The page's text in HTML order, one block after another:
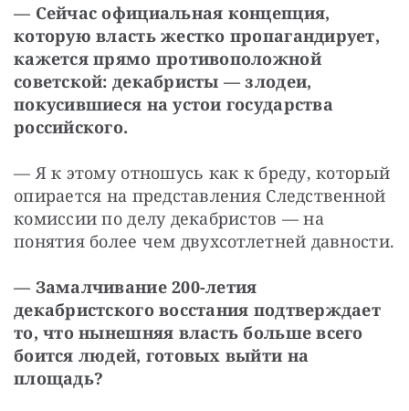
— Сейчас официальная концепция,
которую власть жестко пропагандирует,
кажется прямо противоположной
советской: декабристы — злодеи,
покусившиеся на устои государства
российского.
— Я к этому отношусь как к бреду, который
опирается на представления Следственной
комиссии по делу декабристов — на
понятия более чем двухсотлетней давности.
— Замалчивание 200-летия
декабристского восстания подтверждает
то, что нынешняя власть больше всего
боится людей, готовых выйти на
площадь?